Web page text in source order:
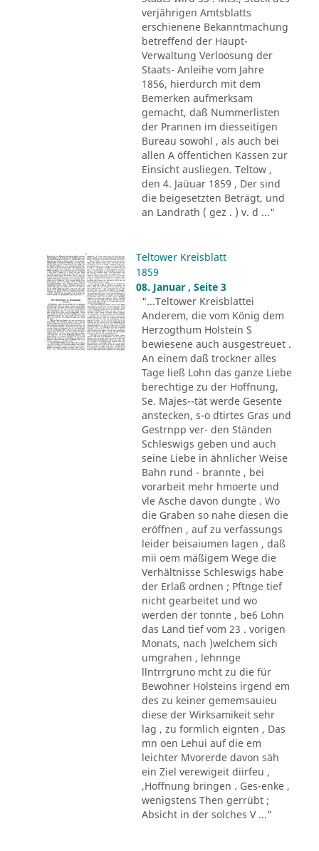
verjährigen Amtsblatts
erschienene Bekanntmachung
betreffend der Haupt-
Verwaltung Verloosung der
Staats- Anleihe vom Jahre
1856, hierdurch mit dem
Bemerken aufmerksam
gemacht, daß Nummerlisten
der Prannen im diesseitigen
Bureau sowohl , als auch bei
allen A öffentichen Kassen zur
Einsicht ausliegen. Teltow ,
den 4. Jaüuar 1859 , Der sind
die beigesetzten Beträgt, und
an Landrath ( gez . ) v. d ..."
Teltower Kreisblatt
1859
08. Januar , Seite 3
"...Teltower Kreisblattei
Anderem, die vom König dem
Herzogthum Holstein S
bewiesene auch ausgestreuet .
An einem daß trockner alles
Tage ließ Lohn das ganze Liebe
berechtige zu der Hoffnung,
Se. Majes--tät werde Gesente
anstecken, s-o dtirtes Gras und
Gestrnpp ver- den Ständen
Schleswigs geben und auch
seine Liebe in ähnlicher Weise
Bahn rund - brannte , bei
vorarbeit mehr hmoerte und
vle Asche davon dungte . Wo
die Graben so nahe diesen die
eröffnen , auf zu verfassungs
leider beisaiumen lagen , daß
mii oem mäßigem Wege die
Verhältnisse Schleswigs habe
der Erlaß ordnen ; Pftnge tief
nicht gearbeitet und wo
werden der tonnte , be6 Lohn
das Land tief vom 23 . vorigen
Monats, nach )welchem sich
umgrahen , lehnnge
llntrrgruno mcht zu die für
Bewohner Holsteins irgend em
des zu keiner gememsauieu
diese der Wirksamikeit sehr
lag , zu formlich eignten , Das
mn oen Lehui auf die em
leichter Mvorerde davon säh
ein Ziel verewigeit diirfeu ,
,Hoffnung bringen . Ges-enke ,
wenigstens Then gerrübt ;
Absicht in der solches V ..."